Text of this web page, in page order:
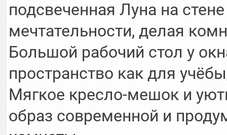
подсвеченная Луна на
мечтательности, делая
Большой рабочий стол у
пространство как для
Мягкое кресло-мешок и
образ современной и